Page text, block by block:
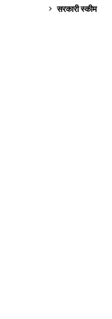
सरकारी स्की‍म